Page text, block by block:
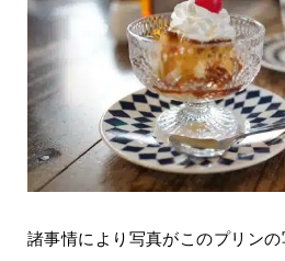
諸事情により写真がこのプリンの